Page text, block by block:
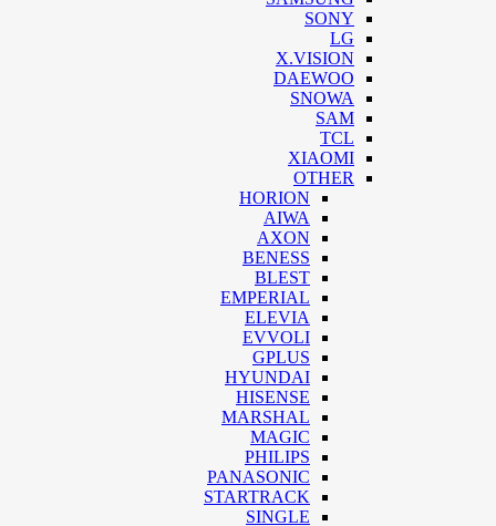
SONY
LG
X.VISION
DAEWOO
SNOWA
SAM
TCL
XIAOMI
OTHER
HORION
AIWA
AXON
BENESS
BLEST
EMPERIAL
ELEVIA
EVVOLI
GPLUS
HYUNDAI
HISENSE
MARSHAL
MAGIC
PHILIPS
PANASONIC
STARTRACK
SINGLE